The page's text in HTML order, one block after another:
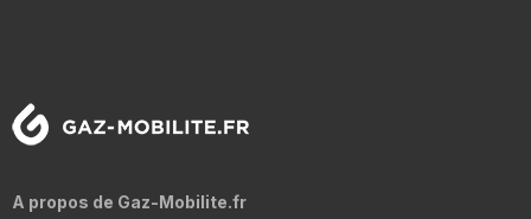
A propos de Gaz-Mobilite.fr